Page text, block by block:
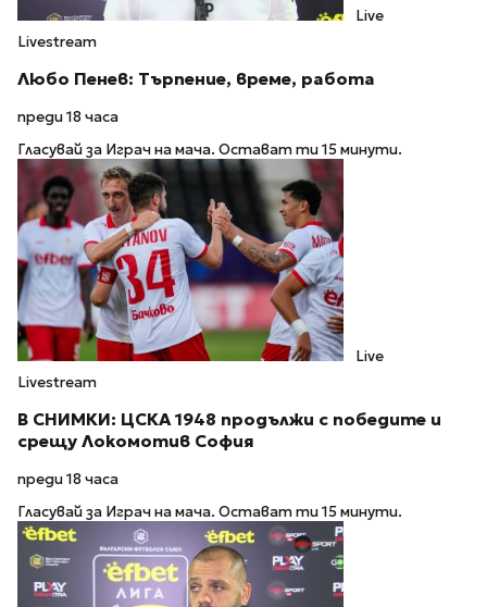
Live
Livestream
Любо Пенев: Търпение, време, работа
преди 18 часа
Гласувай за Играч на мача. Остават ти 15 минути.
Live
Livestream
В СНИМКИ: ЦСКА 1948 продължи с победите и
срещу Локомотив София
преди 18 часа
Гласувай за Играч на мача. Остават ти 15 минути.